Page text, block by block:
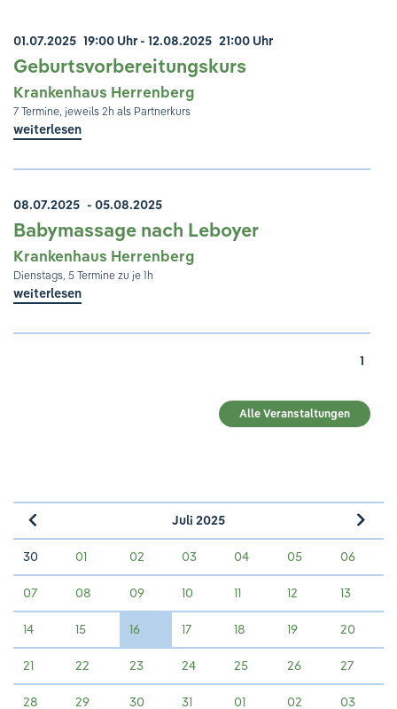
01.07.2025 19:00 Uhr - 12.08.2025 21:00 Uhr
Geburtsvorbereitungskurs
Krankenhaus Herrenberg
7 Termine, jeweils 2h als Partnerkurs
weiterlesen
08.07.2025 - 05.08.2025
Babymassage nach Leboyer
Krankenhaus Herrenberg
Dienstags, 5 Termine zu je 1h
weiterlesen
1
Alle Veranstaltungen
«
Juli 2025 »
30 01 02 03 04 05 06
07 08 09 10 11 12 13
14 15 16 17 18 19 20
21 22 23 24 25 26 27
28 29 30 31 01 02 03